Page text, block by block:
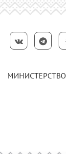
МИНИСТЕРСТВО